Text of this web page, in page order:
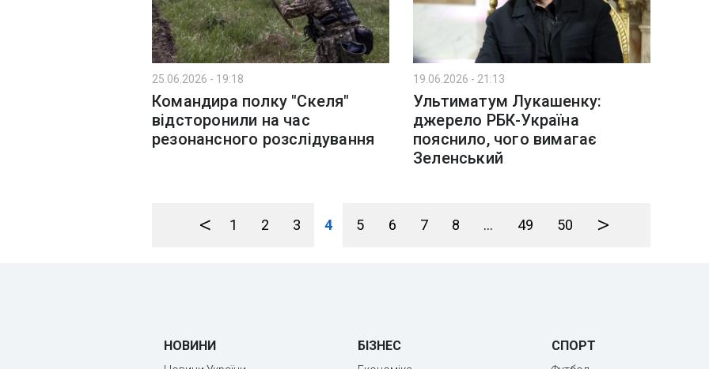
25.06.2026 - 19:18
Командира полку "Скеля"
відсторонили на час
резонансного розслідування
19.06.2026 - 21:13
Ультиматум Лукашенку:
джерело РБК-Україна
пояснило, чого вимагає
Зеленський
< 1 2 3 4 5 6 7 8 ... 49 50 >
НОВИНИ БІЗНЕС СПОРТ